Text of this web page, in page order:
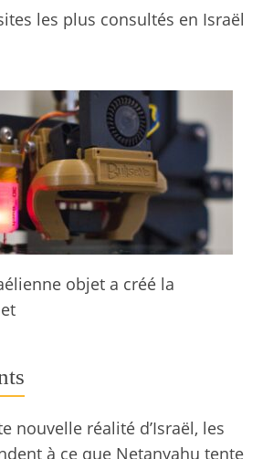
les plus consultés en Israël
objet a créé la
nouvelle réalité d’Israël, les
à ce que Netanyahu tente